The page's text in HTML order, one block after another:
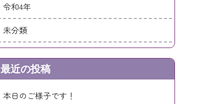
令和4年
未分類
最近の投稿
本日のご様子です！